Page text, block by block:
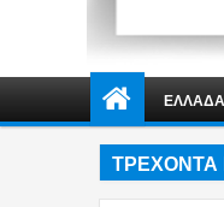
ΕΛΛΑΔΑ
ΤΡΕΧΟΝΤΑ
εξοχικό του ηθοποιού στο